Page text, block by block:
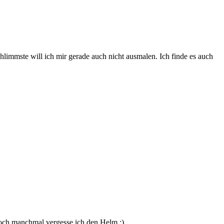
will ich mir gerade auch nicht ausmalen. Ich finde es auch